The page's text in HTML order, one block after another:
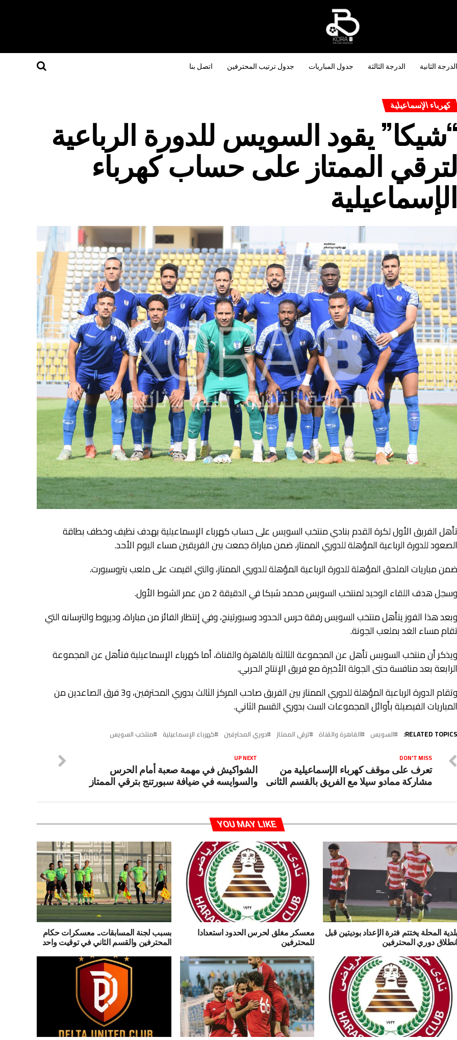
الدرجة الثانية الدرجة الثالثة جدول المباريات جدول ترتيب المحترفين اتصل بنا
كهرباء الإسماعيلية
“شيكا” يقود السويس للدورة الرباعية
لترقي الممتاز على حساب كهرباء
الإسماعيلية
تأهل الفريق الأول لكرة القدم بنادي منتخب السويس على حساب كهرباء الإسماعيلية بهدف نظيف وخطف بطاقة
الصعود للدورة الرباعية المؤهلة للدوري الممتاز، ضمن مباراة جمعت بين الفريقين مساء اليوم الأحد.
ضمن مباريات الملحق المؤهلة للدورة الرباعية المؤهلة للدوري الممتاز، والتي اقيمت على ملعب بتروسبورت.
وسجل هدف اللقاء الوحيد لمنتخب السويس محمد شيكا في الدقيقة 2 من عمر الشوط الأول.
وبعد هذا الفوز يتأهل منتخب السويس رفقة حرس الحدود وسبورتينج، وفي إنتظار الفائز من مباراة، وديروط والترسانه التي
تقام مساء الغد بملعب الجونة.
ويذكر أن منتخب السويس تأهل عن المجموعة الثالثة بالقاهرة والقناة، أما كهرباء الإسماعيلية فتأهل عن المجموعة
الرابعة بعد منافسة حتى الجولة الأخيرة مع فريق الإنتاج الحربي.
وتقام الدورة الرباعية المؤهلة للدوري الممتاز بين الفريق صاحب المركز الثالث بدوري المحترفين، و3 فرق الصاعدين من
المباريات الفيصيلة بأوائل المجموعات الست بدوري القسم الثاني.
RELATED TOPICS: السويس القاهرة والقناة ترقي الممتاز دوري المحترفين كهرباء الإسماعيلية منتخب السويس
UP NEXT
الشواكيش في مهمة صعبة أمام الحرس
والسوايسه في ضيافة سبورتنج بترقي الممتاز
DON'T MISS
تعرف على موقف كهرباء الإسماعيلية من
مشاركة ممادو سيلا مع الفريق بالقسم الثانى
YOU MAY LIKE
بلدية المحلة يختتم فترة الإعداد بوديتين قبل
انطلاق دوري المحترفين
معسكر مغلق لحرس الحدود استعدادا
للمحترفين
بسبب لجنة المسابقات.. معسكرات حكام
المحترفين والقسم الثاني في توقيت واحد